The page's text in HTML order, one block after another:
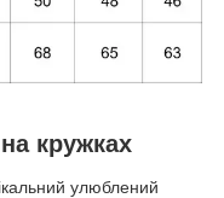
кружках
улюблений